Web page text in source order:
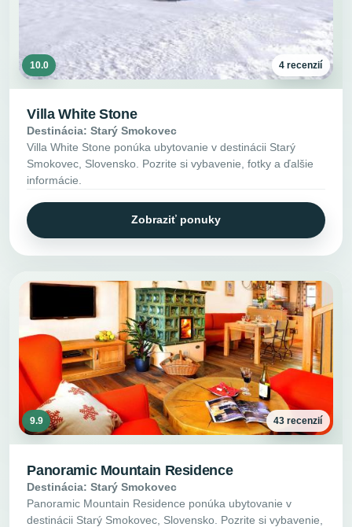
10.0 4 recenzií
Villa White Stone
Destinácia: Starý Smokovec
Villa White Stone ponúka ubytovanie v destinácii Starý
Smokovec, Slovensko. Pozrite si vybavenie, fotky a ďalšie
informácie.
Zobraziť ponuky
9.9 43 recenzií
Panoramic Mountain Residence
Destinácia: Starý Smokovec
Panoramic Mountain Residence ponúka ubytovanie v
destinácii Starý Smokovec, Slovensko. Pozrite si vybavenie,